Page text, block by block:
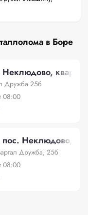
в Боре
Дружба 25б
08:00
Неклюдово,
Дружба, 25б
08:00